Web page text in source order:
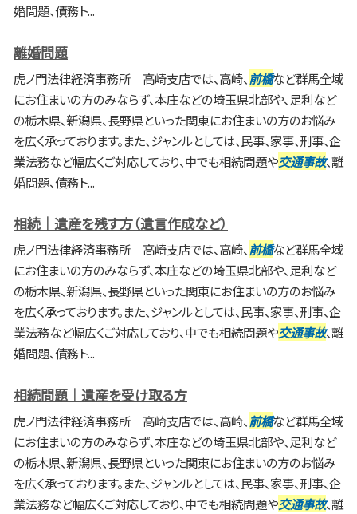
婚問題、債務ト...
離婚問題
虎ノ門法律経済事務所 高崎支店では、高崎、 前橋など群馬全域
にお住まいの方のみならず、本庄などの埼玉県北部や、足利など
の栃木県、新潟県、長野県といった関東にお住まいの方のお悩み
を広く承っております。また、ジャンルとしては、民事、家事、刑事、企
業法務など幅広くご対応しており、中でも相続問題や交通事故、離
婚問題、債務ト...
相続｜遺産を残す方（遺言作成など）
虎ノ門法律経済事務所 高崎支店では、高崎、前橋など群馬全域
にお住まいの方のみならず、本庄などの埼玉県北部や、足利など
の栃木県、新潟県、長野県といった関東にお住まいの方のお悩み
を広く承っております。また、ジャンルとしては、民事、家事、刑事、企
業法務など幅広くご対応しており、中でも相続問題や交通事故、離
婚問題、債務ト...
相続問題｜遺産を受け取る方
虎ノ門法律経済事務所 高崎支店では、高崎、 前橋など群馬全域
にお住まいの方のみならず、本庄などの埼玉県北部や、足利など
の栃木県、新潟県、長野県といった関東にお住まいの方のお悩み
を広く承っております。また、ジャンルとしては、民事、家事、刑事、企
業法務など幅広くご対応しており、中でも相続問題や交通事故、離